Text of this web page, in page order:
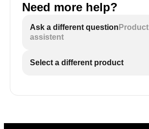
Need more help?
Ask a different question Product
assistent
Select a different product